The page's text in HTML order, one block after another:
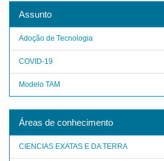
Assunto
Adoção de Tecnologia
COVID-19
Modelo TAM
Áreas de conhecimento
CIENCIAS EXATAS E DA TERRA